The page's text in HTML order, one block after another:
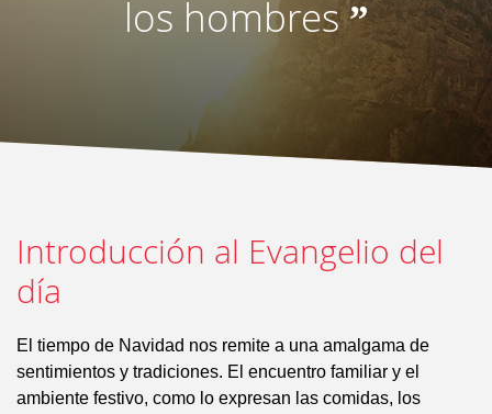
los hombres”
Introducción al Evangelio del
día
El tiempo de Navidad nos remite a una amalgama de
sentimientos y tradiciones. El encuentro familiar y el
ambiente festivo, como lo expresan las comidas, los